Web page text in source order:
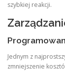
szybkiej reakcji.
Jednym z
zmniejszenie